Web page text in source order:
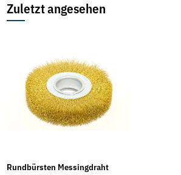
Zuletzt angesehen
Rundbürsten Messingdraht